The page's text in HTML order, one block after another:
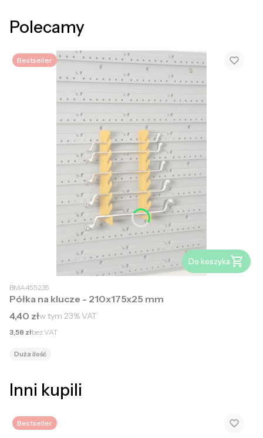
Polecamy
Bestseller
Do koszyka
BMA455235
Półka na klucze - 210x175x25 mm
Cena brutto
4,40 złw tym 23%VAT
Cena netto
3,58 złbez VAT
Duża ilość
Inni kupili
Bestseller